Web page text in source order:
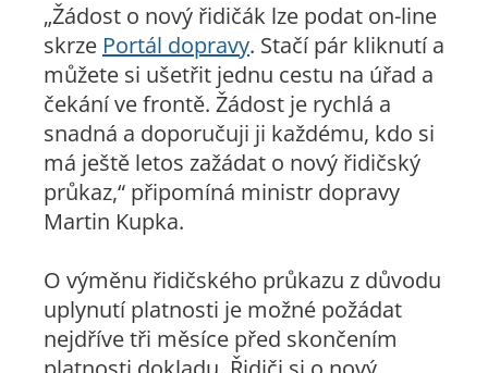
„Žádost o nový řidičák lze podat on-line
skrze Portál dopravy. Stačí pár kliknutí a
můžete si ušetřit jednu cestu na úřad a
čekání ve frontě. Žádost je rychlá a
snadná a doporučuji ji každému, kdo si
má ještě letos zažádat o nový řidičský
průkaz,“ připomíná ministr dopravy
Martin Kupka.
O výměnu řidičského průkazu z důvodu
uplynutí platnosti je možné požádat
nejdříve tři měsíce před skončením